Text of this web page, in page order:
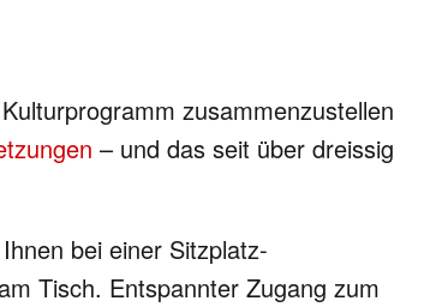
zusammenzustellen
– und das seit über dreissig
bei einer Sitzplatz-
Tisch. Entspannter Zugang zum